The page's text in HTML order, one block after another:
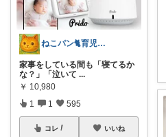
ねこパン🐈育児お助け
家事をしている間も「寝てるか
な？」「泣いて ...
￥ 10,980
1 1 595
コレ いいね